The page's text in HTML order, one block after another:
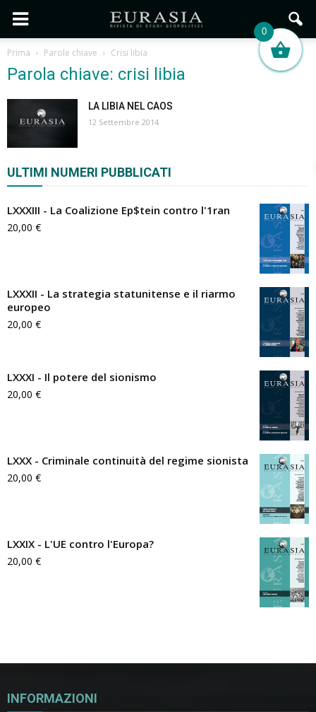
Prima Parole chiave Crisi libia
Parola chiave: crisi libia
LA LIBIA NEL CAOS
12 Settembre 2014
ULTIMI NUMERI PUBBLICATI
LXXXIII - La Coalizione Ep$tein contro l'1ran
20,00 €
LXXXII - La strategia statunitense e il riarmo
europeo
20,00 €
LXXXI - Il potere del sionismo
20,00 €
LXXX - Criminale continuità del regime sionista
20,00 €
LXXIX - L'UE contro l'Europa?
20,00 €
INFORMAZIONI
0